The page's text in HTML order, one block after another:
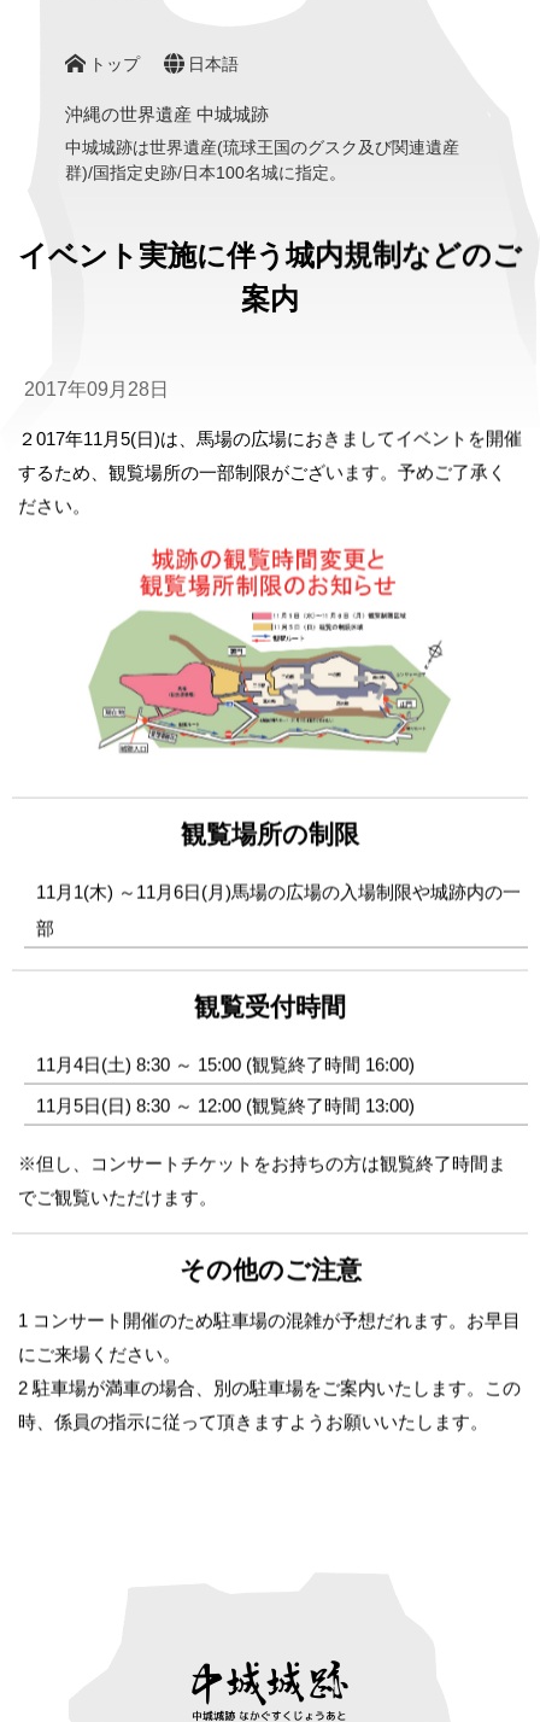
トップ 日本語
沖縄の世界遺産 中城城跡
中城城跡は世界遺産(琉球王国のグスク及び関連遺産
群)/国指定史跡/日本100名城に指定。
イベント実施に伴う城内規制などのご
案内
2017年09月28日
２017年11月5(日)は、馬場の広場におきましてイベントを開催
するため、観覧場所の一部制限がございます。予めご了承く
ださい。
観覧場所の制限
11月1(木) ～11月6日(月)馬場の広場の入場制限や城跡内の一
部
観覧受付時間
11月4日(土) 8:30 ～ 15:00 (観覧終了時間 16:00)
11月5日(日) 8:30 ～ 12:00 (観覧終了時間 13:00)
※但し、コンサートチケットをお持ちの方は観覧終了時間ま
でご観覧いただけます。
その他のご注意
1 コンサート開催のため駐車場の混雑が予想だれます。お早目
にご来場ください。
2 駐車場が満車の場合、別の駐車場をご案内いたします。この
時、係員の指示に従って頂きますようお願いいたします。